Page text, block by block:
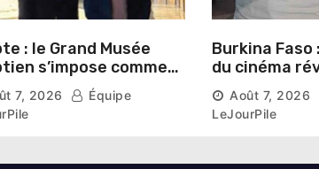
: le Grand Musée
s’impose comme
du patrimoine
auprès des
étrangers
7, 2026
Équipe
Burkina Faso
du cinéma
lancés au
Sankara
Août 7, 2026
LeJourPile